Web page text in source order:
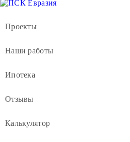
Проекты
Наши работы
Ипотека
Отзывы
Калькулятор